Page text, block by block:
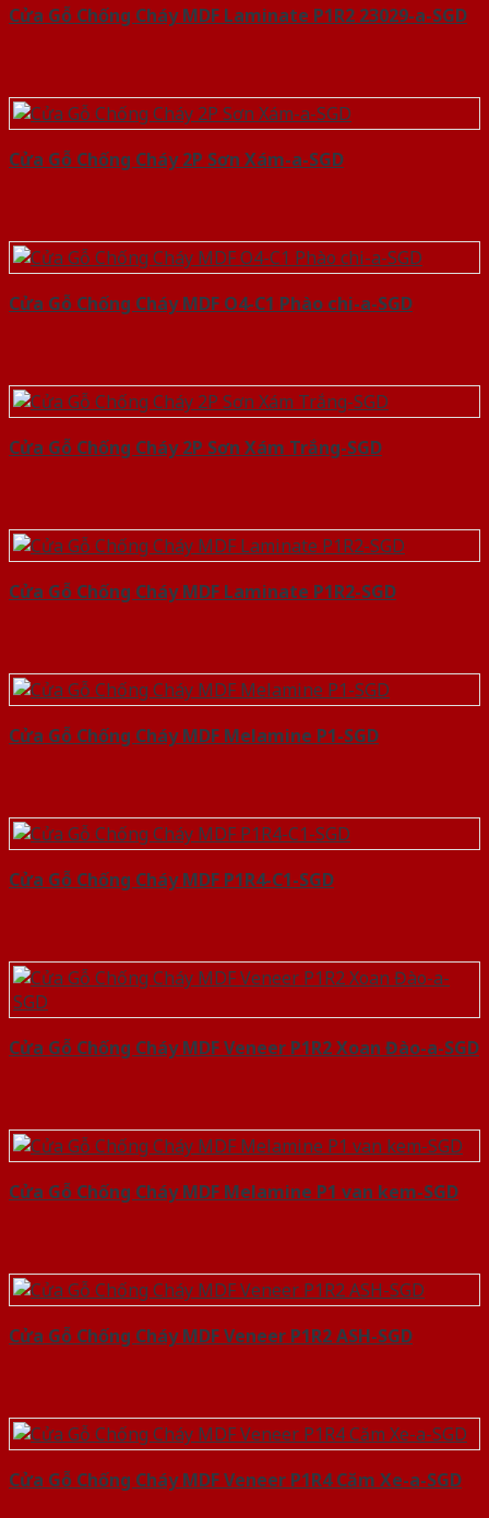
Cửa Gỗ Chống Cháy MDF Laminate P1R2 23029-a-SGD
Cửa Gỗ Chống Cháy 2P Sơn Xám-a-SGD
Cửa Gỗ Chống Cháy MDF O4-C1 Phào chi-a-SGD
Cửa Gỗ Chống Cháy 2P Sơn Xám Trắng-SGD
Cửa Gỗ Chống Cháy MDF Laminate P1R2-SGD
Cửa Gỗ Chống Cháy MDF Melamine P1-SGD
Cửa Gỗ Chống Cháy MDF P1R4-C1-SGD
Cửa Gỗ Chống Cháy MDF Veneer P1R2 Xoan Đào-a-SGD
Cửa Gỗ Chống Cháy MDF Melamine P1 van kem-SGD
Cửa Gỗ Chống Cháy MDF Veneer P1R2 ASH-SGD
Cửa Gỗ Chống Cháy MDF Veneer P1R4 Căm Xe-a-SGD